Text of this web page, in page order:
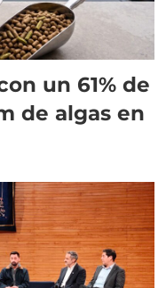
un 61% de
de algas en